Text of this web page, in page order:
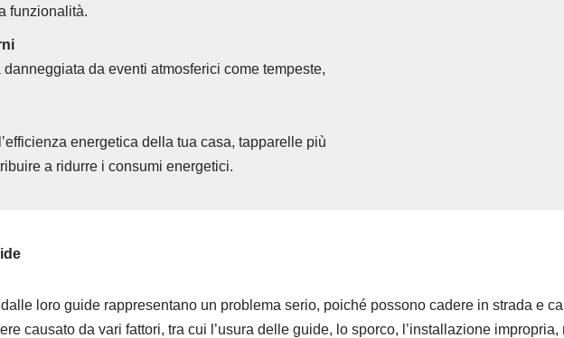
funzionalità.
da eventi atmosferici come tempeste,
energetica della tua casa, tapparelle più
a ridurre i consumi energetici.
loro guide rappresentano un problema serio, poiché possono cadere in strada e
causato da vari fattori, tra cui l’usura delle guide, lo sporco, l’installazione